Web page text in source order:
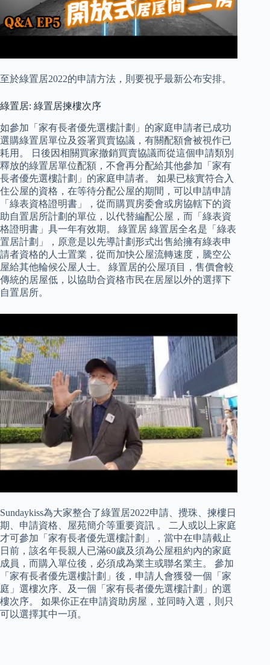
至於綠置居2022的申請方法，則要視乎最新公布安排。
綠置居: 綠置居揀樓次序
如參加「家有長者優先選樓計劃」的家庭申請者已成功
選購綠置居單位及簽署買賣協議，有關配額會被視作已
耗用。 日後因相關買家撤銷買賣協議而從這個申請類別
釋放的綠置居單位配額，不會再分配給其他參加「家有
長者優先選樓計劃」的家庭申請者。 如果已核實符合入
住公屋的資格，在等待分配公屋的期間，可以申請申請
「綠表資格證明書」，從而購買房委會或房協轄下的資
助自置居所計劃的單位，以代替編配公屋，而「綠表資
格證明書」具一年有效期。 綠置居 綠置居全名是「綠表
置居計劃」，原意是以先導計劃形式出售給擁有綠表申
請者資格的人士置業，從而加快公屋流轉速度，騰空公
屋給其他輪候公屋人士。 綠置居的公屋項目，售價會較
傳統的居屋低，以協助合資格市民在居屋以外的選擇下
自置居所。
Sundaykiss為大家整合了綠置居2022申請、攪珠、揀樓日
期、申請資格、屋苑簡介等重要資訊 。 二人或以上家庭
才可參加「家有長者優先選樓計劃」，當中在申請截止
日前，該名年長親人已滿60歲及須為公屋租約內的家庭
成員，而購入單位後，必須成為業主或聯名業主。 參加
「家有長者優先選樓計劃」後，申請人會獲發一個「家
庭」選樓次序、及一個「家有長者優先選樓計劃」的選
樓次序。 如果你正在申請資助房屋，並同時入選，則只
可以選擇其中一項。